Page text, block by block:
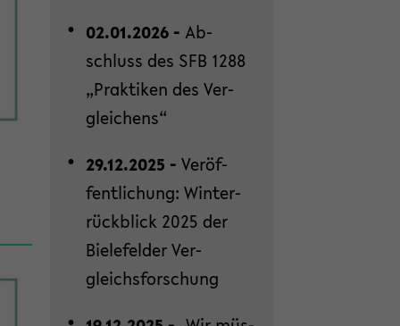
02.01.2026 - Ab­
schluss des SFB 1288
„Prak­ti­ken des Ver­
glei­chens“
29.12.2025 - Ver­öf­
fent­li­chung: Win­ter­
rück­blick 2025 der
Bie­le­fel­der Ver­
gleichs­for­schung